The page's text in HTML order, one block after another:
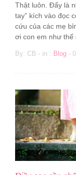
Thật luôn. Đấy là
tay” kích vào đọc
cứu của các mẹ
ơi con em như thế
By: CB - in : Blog -